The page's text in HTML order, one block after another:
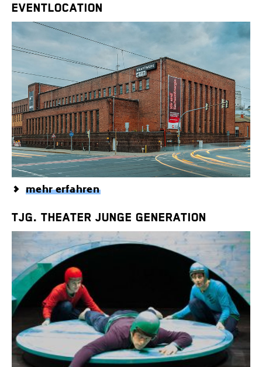
EVENTLOCATION
mehr erfahren
TJG. THEATER JUNGE GENERATION